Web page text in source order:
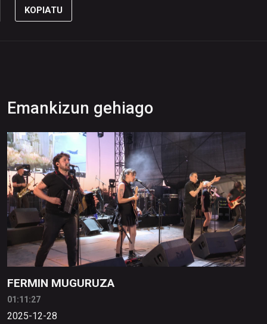
KOPIATU
Emankizun gehiago
FERMIN MUGURUZA
01:11:27
2025-12-28